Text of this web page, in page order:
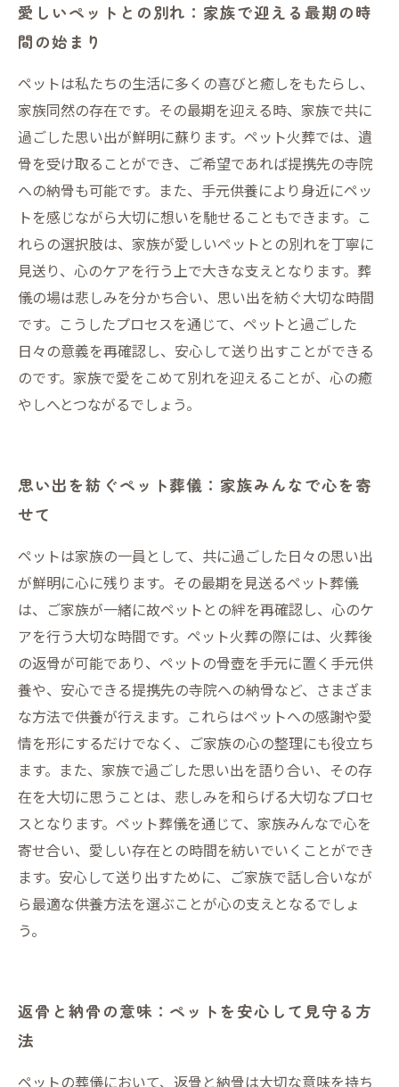
る心のケア
家族で支え合う時間の終わりと新たな始まり
共に過ごした日々を胸に刻む：ペット葬儀の大
切な役割
ペット葬儀で得られる心の癒しと家族の絆の深
まり
愛しいペットとの別れ：家族で迎える最期の時
間の始まり
ペットは私たちの生活に多くの喜びと癒しをもたらし、
家族同然の存在です。その最期を迎える時、家族で共に
過ごした思い出が鮮明に蘇ります。ペット火葬では、遺
骨を受け取ることができ、ご希望であれば提携先の寺院
への納骨も可能です。また、手元供養により身近にペッ
トを感じながら大切に想いを馳せることもできます。こ
れらの選択肢は、家族が愛しいペットとの別れを丁寧に
見送り、心のケアを行う上で大きな支えとなります。葬
儀の場は悲しみを分かち合い、思い出を紡ぐ大切な時間
です。こうしたプロセスを通じて、ペットと過ごした
日々の意義を再確認し、安心して送り出すことができる
のです。家族で愛をこめて別れを迎えることが、心の癒
やしへとつながるでしょう。
思い出を紡ぐペット葬儀：家族みんなで心を寄
せて
ペットは家族の一員として、共に過ごした日々の思い出
が鮮明に心に残ります。その最期を見送るペット葬儀
は、ご家族が一緒に故ペットとの絆を再確認し、心のケ
アを行う大切な時間です。ペット火葬の際には、火葬後
の返骨が可能であり、ペットの骨壺を手元に置く手元供
養や、安心できる提携先の寺院への納骨など、さまざま
な方法で供養が行えます。これらはペットへの感謝や愛
情を形にするだけでなく、ご家族の心の整理にも役立ち
ます。また、家族で過ごした思い出を語り合い、その存
在を大切に思うことは、悲しみを和らげる大切なプロセ
スとなります。ペット葬儀を通じて、家族みんなで心を
寄せ合い、愛しい存在との時間を紡いでいくことができ
ます。安心して送り出すために、ご家族で話し合いなが
ら最適な供養方法を選ぶことが心の支えとなるでしょ
う。
返骨と納骨の意味：ペットを安心して見守る方
法
ペットの葬儀において、返骨と納骨は大切な意味を持ち